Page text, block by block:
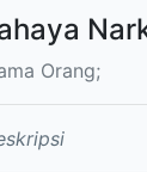
Orang;